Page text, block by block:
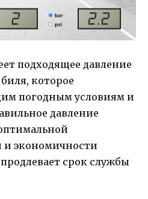
подходящее давление
которое
погодным условиям и
давление
и экономичности
срок службы